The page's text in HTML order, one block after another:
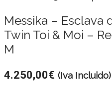
Messika – Esclava
Twin Toi & Moi –
M
4.250,00€ (Iva Incluido)